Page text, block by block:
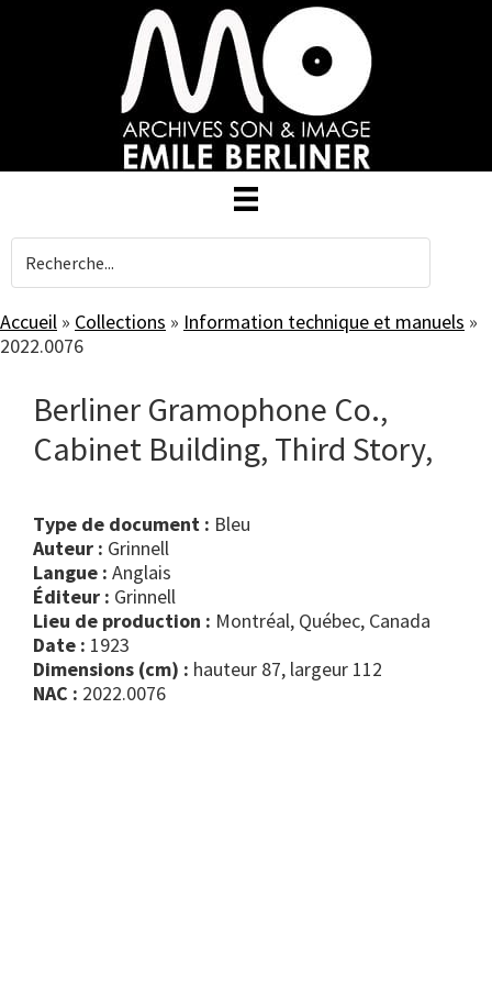
Accueil » Collections » Information technique et manuels »
2022.0076
Berliner Gramophone Co.,
Cabinet Building, Third Story,
Type de document :
bleu
Auteur : Grinnell
Langue : Anglais
Éditeur : Grinnell
Lieu de production : Montréal, Québec, Canada
Date : 1923
Dimensions (cm) : hauteur 87, largeur 112
NAC : 2022.0076